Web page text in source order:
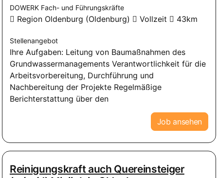
DOWERK Fach- und Führungskräfte
Region Oldenburg (Oldenburg) Vollzeit 43km
Stellenangebot
Ihre Aufgaben: Leitung von Baumaßnahmen des
Grundwassermanagements Verantwortlichkeit für die
Arbeitsvorbereitung, Durchführung und
Nachbereitung der Projekte Regelmäßige
Berichterstattung über den
Job ansehen
Reinigungskraft auch Quereinsteiger